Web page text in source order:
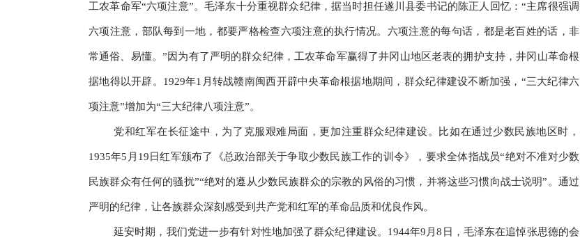
工农革命军“六项注意”。毛泽东十分重视群众纪律，据当时担任遂川县委书记的陈正人回忆：“主席很强调
六项注意，部队每到一地，都要严格检查六项注意的执行情况。六项注意的每句话，都是老百姓的话，非
常通俗、易懂。”因为有了严明的群众纪律，工农革命军赢得了井冈山地区老表的拥护支持，井冈山革命根
据地得以开辟。1929年1月转战赣南闽西开辟中央革命根据地期间，群众纪律建设不断加强，“三大纪律六
项注意”增加为“三大纪律八项注意”。
党和红军在长征途中，为了克服艰难局面，更加注重群众纪律建设。比如在通过少数民族地区时，
1935年5月19日红军颁布了《总政治部关于争取少数民族工作的训令》，要求全体指战员“绝对不准对少数
民族群众有任何的骚扰”“绝对的遵从少数民族群众的宗教的风俗的习惯，并将这些习惯向战士说明”。通过
严明的纪律，让各族群众深刻感受到共产党和红军的革命品质和优良作风。
延安时期，我们党进一步有针对性地加强了群众纪律建设。1944年9月8日，毛泽东在追悼张思德的会